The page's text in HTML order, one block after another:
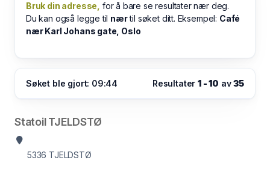
Bruk din adresse, for å bare se resultater nær deg.
Du kan også legge til nærtil søket ditt. Eksempel: Café
nær Karl Johans gate, Oslo
Søket ble gjort: 09:44 Resultater1 - 10 av35
Statoil TJELDSTØ
5336 TJELDSTØ